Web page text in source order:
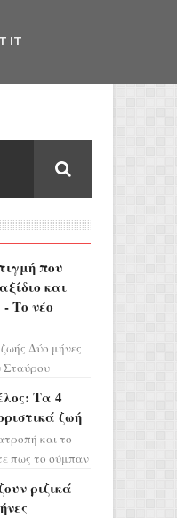
που
και
Το νέο
Δύο μήνες
Σταύρου
Τα 4
ζωή
και το
πως το σύμπαν
ριζικά
IT